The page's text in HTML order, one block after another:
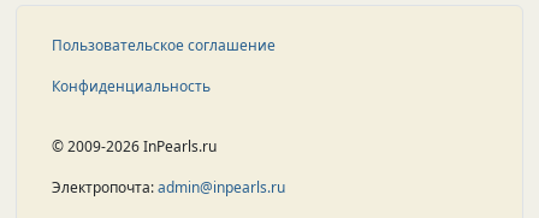
Пользовательское соглашение
Конфиденциальность
© 2009-2026 InPearls.ru
Электропочта:admin@inpearls.ru